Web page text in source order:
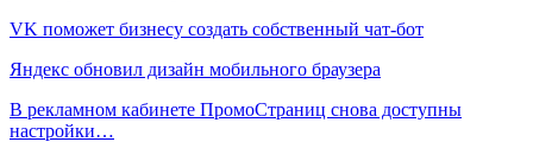
VK поможет бизнесу создать собственный чат-бот
Яндекс обновил дизайн мобильного браузера
В рекламном кабинете ПромоСтраниц снова доступны
настройки…